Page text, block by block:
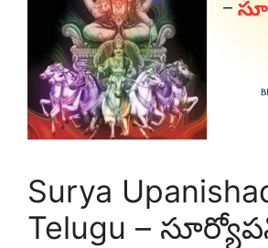
Surya
Telugu –